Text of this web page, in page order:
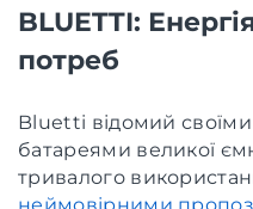
BLUETTI:
потреб
Bluetti відомий
батареями великої
тривалого